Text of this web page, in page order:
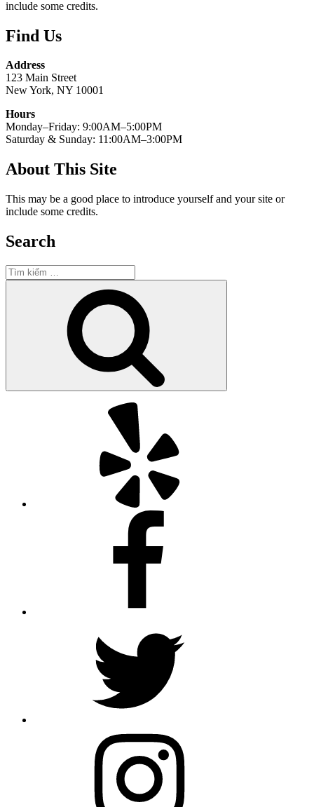
include some credits.
Find Us
Address
123 Main Street
New York, NY 10001
Hours
Monday–Friday: 9:00AM–5:00PM
Saturday & Sunday: 11:00AM–3:00PM
About This Site
This may be a good place to introduce yourself and your site or
include some credits.
Search
Tìm
kiếm: